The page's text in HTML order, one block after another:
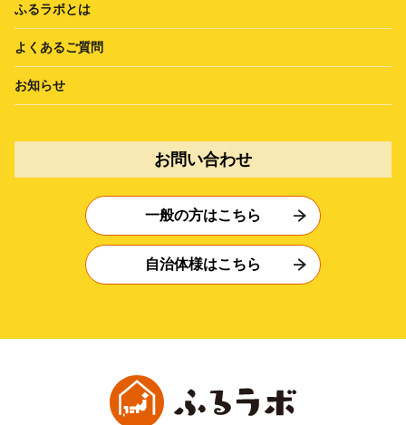
ふるラボとは
よくあるご質問
お知らせ
お問い合わせ
一般の方はこちら
自治体様はこちら